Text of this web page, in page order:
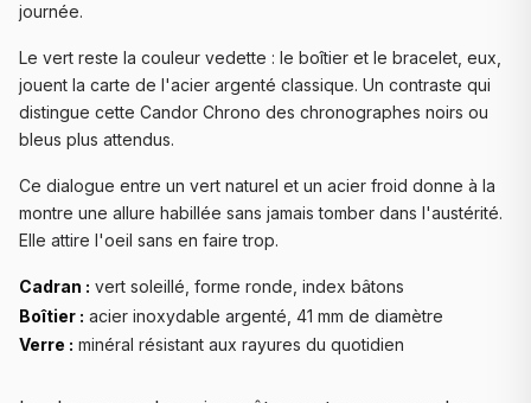
journée.
Le vert reste la couleur vedette : le boîtier et le bracelet, eux,
jouent la carte de l'acier argenté classique. Un contraste qui
distingue cette Candor Chrono des chronographes noirs ou
bleus plus attendus.
Ce dialogue entre un vert naturel et un acier froid donne à la
montre une allure habillée sans jamais tomber dans l'austérité.
Elle attire l'oeil sans en faire trop.
Cadran : vert soleillé, forme ronde, index bâtons
Boîtier : acier inoxydable argenté, 41 mm de diamètre
Verre : minéral résistant aux rayures du quotidien